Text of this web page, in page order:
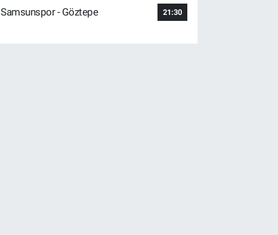
Samsunspor - Göztepe
21:30